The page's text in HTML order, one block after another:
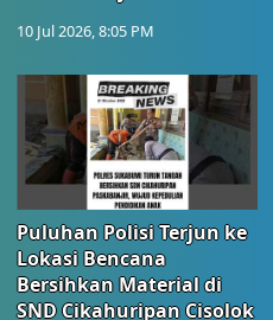
10 Jul 2026, 8:05 PM
Puluhan Polisi Terjun ke
Lokasi Bencana
Bersihkan Material di
SND Cikahuripan Cisolok